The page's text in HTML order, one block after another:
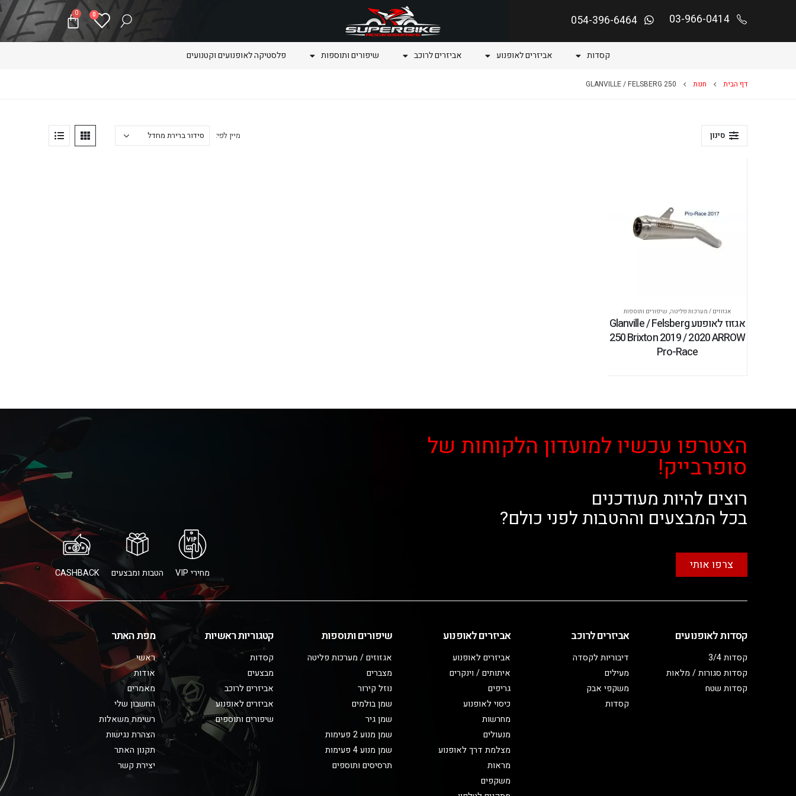
03-966-0414
054-396-6464
0
0
קסדות אביזרים לאופנוע אביזרים לרוכב שיפורים ותוספות פלסטיקה לאופנועים וקטנועים
דף הבית חנות GLANVILLE / FELSBERG 250
סינון מיין לפי:
אגזוזים / מערכות פליטה, שיפורים ותוספות
אגזוז לאופנוע Glanville / Felsberg
250 Brixton 2019 / 2020 ARROW
Pro-Race
הצטרפו עכשיו למועדון הלקוחות של
סופרבייק!
רוצים להיות מעודכנים
בכל המבצעים וההטבות לפני כולם?
צרפו אותי
מחירי VIP הטבות ומבצעים CASHBACK
קסדות לאופנועים
קסדות 3/4
קסדות סגורות / מלאות
קסדות שטח
אביזרים לרוכב
דיבוריות לקסדה
מעילים
משקפי אבק
קסדות
אביזרים לאופנוע
אביזרים לאופנוע
איתותים / וינקרים
גריפים
כיסוי לאופנוע
מחרשות
מנעולים
מצלמת דרך לאופנוע
מראות
משקפים
שיפורים ותוספות
אגזוזים / מערכות פליטה
מצברים
נוזל קירור
שמן בולמים
שמן גיר
שמן מנוע 2 פעימות
שמן מנוע 4 פעימות
תרסיסים ותוספים
קטגוריות ראשיות
קסדות
מבצעים
אביזרים לרוכב
אביזרים לאופנוע
שיפורים ותוספים
מפת האתר
ראשי
אודות
מאמרים
החשבון שלי
רשימת משאלות
הצהרת נגישות
תקנון האתר
יצירת קשר